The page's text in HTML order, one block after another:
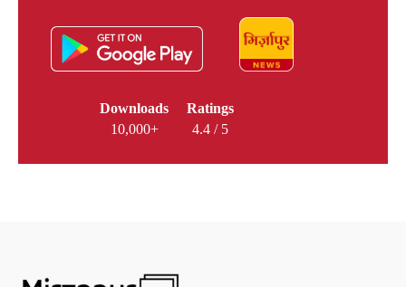
Downloads
10,000+
Ratings
4.4 / 5